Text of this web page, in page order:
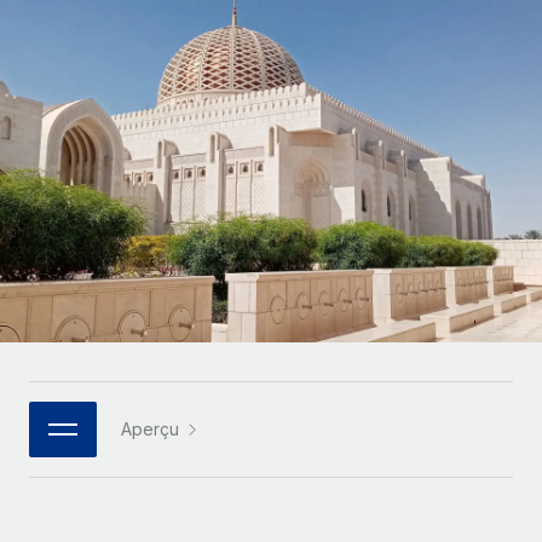
Gestion des freelances
Intégrez et gérez vos freelances partout dans le monde
PEO
Sous-traitez les opérations complexes liées à l’emploi
INFRASTRUCTURE
Intégration Remote
Intégrez vos RH aux flux de travail en toute simplicité
Plateforme
Connecter
Nouveau
Connectez n'importe quel outil d’IA à Remote grâce à
notre MCP
Comparer Remote
Examinez notre service par rapport aux autres
CROISSANCE
Start-ups
Des solutions agiles et internationales pour les RH et la
paie des entreprises en pleine croissance
Entreprises intermédiaires
Développez vos équipes avec des solutions RH sur
mesure
Entreprise
Les RH à l’international pour les grandes entreprises
Calculateur de paiement des freelances
Découvrez les devises disponibles et les vitesses de
paiement pour vos freelances internationaux
APPRENDRE AVEC REMOTE
Recherche et guides
Études de cas
Checklists et modèles
Descriptions de postes
Français
Deutsch
Español
Italiano
Português (Portugal)
日本語
한국어
Connexion
Aperçu